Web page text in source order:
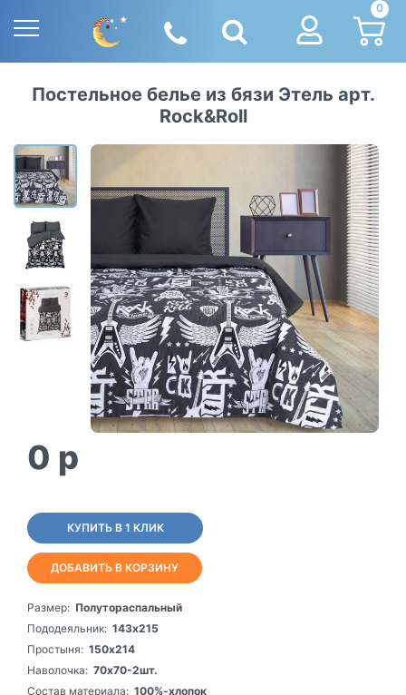
0
Постельное белье из бязи Этель арт.
Rock&Roll
0 p
КУПИТЬ В 1 КЛИК
ДОБАВИТЬ В КОРЗИНУ
Размер: Полутораспальный
Пододеяльник: 143х215
Простыня: 150х214
Наволочка: 70х70-2шт.
Состав материала: 100%-хлопок